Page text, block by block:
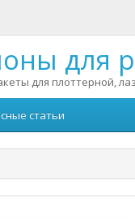
для
для плоттерной,
статьи